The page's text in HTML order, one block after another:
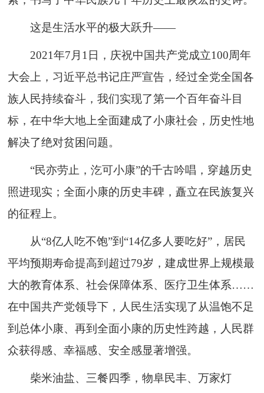
这是生活水平的极大跃升——
2021年7月1日，庆祝中国共产党成立100周年
大会上，习近平总书记庄严宣告，经过全党全国各
族人民持续奋斗，我们实现了第一个百年奋斗目
标，在中华大地上全面建成了小康社会，历史性地
解决了绝对贫困问题。
“民亦劳止，汔可小康”的千古吟唱，穿越历史
照进现实；全面小康的历史丰碑，矗立在民族复兴
的征程上。
从“8亿人吃不饱”到“14亿多人要吃好”，居民
平均预期寿命提高到超过79岁，建成世界上规模最
大的教育体系、社会保障体系、医疗卫生体系……
在中国共产党领导下，人民生活实现了从温饱不足
到总体小康、再到全面小康的历史性跨越，人民群
众获得感、幸福感、安全感显著增强。
柴米油盐、三餐四季，物阜民丰、万家灯